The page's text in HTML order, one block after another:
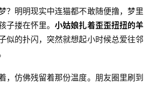
？明明现实中连猫都不敢随便撸，梦里
子搂在怀里。小姑娘扎着歪歪扭扭的羊
似的扑闪，突然就想起小时候总爱往邻
，仿佛残留着那份温度。朋友圈里刷到